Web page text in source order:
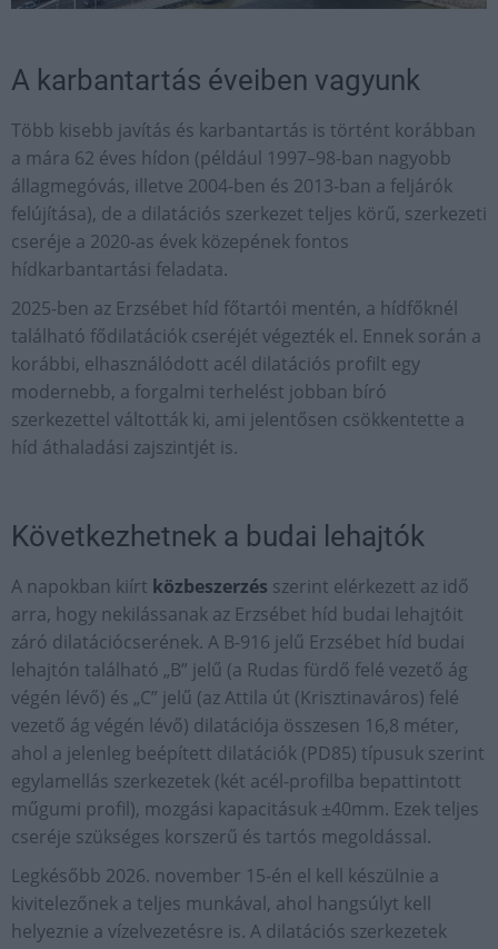
A karbantartás éveiben vagyunk
Több kisebb javítás és karbantartás is történt korábban
a mára 62 éves hídon (például 1997–98-ban nagyobb
állagmegóvás, illetve 2004-ben és 2013-ban a feljárók
felújítása), de a dilatációs szerkezet teljes körű, szerkezeti
cseréje a 2020-as évek közepének fontos
hídkarbantartási feladata.
2025-ben az Erzsébet híd főtartói mentén, a hídfőknél
található fődilatációk cseréjét végezték el. Ennek során a
korábbi, elhasználódott acél dilatációs profilt egy
modernebb, a forgalmi terhelést jobban bíró
szerkezettel váltották ki, ami jelentősen csökkentette a
híd áthaladási zajszintjét is.
Következhetnek a budai lehajtók
A napokban kiírt közbeszerzés szerint elérkezett az idő
arra, hogy nekilássanak az Erzsébet híd budai lehajtóit
záró dilatációcserének. A B-916 jelű Erzsébet híd budai
lehajtón található „B” jelű (a Rudas fürdő felé vezető ág
végén lévő) és „C” jelű (az Attila út (Krisztinaváros) felé
vezető ág végén lévő) dilatációja összesen 16,8 méter,
ahol a jelenleg beépített dilatációk (PD85) típusuk szerint
egylamellás szerkezetek (két acél-profilba bepattintott
műgumi profil), mozgási kapacitásuk ±40mm. Ezek teljes
cseréje szükséges korszerű és tartós megoldással.
Legkésőbb 2026. november 15-én el kell készülnie a
kivitelezőnek a teljes munkával, ahol hangsúlyt kell
helyeznie a vízelvezetésre is. A dilatációs szerkezetek